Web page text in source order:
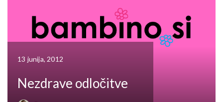
13 junija, 2012
Nezdrave odločitve